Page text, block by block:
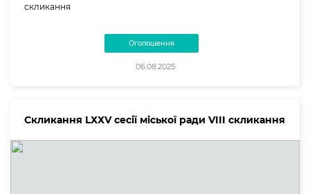
скликання
Оголошення
06.08.2025
Скликання LХХV сесії міської ради VIII скликання